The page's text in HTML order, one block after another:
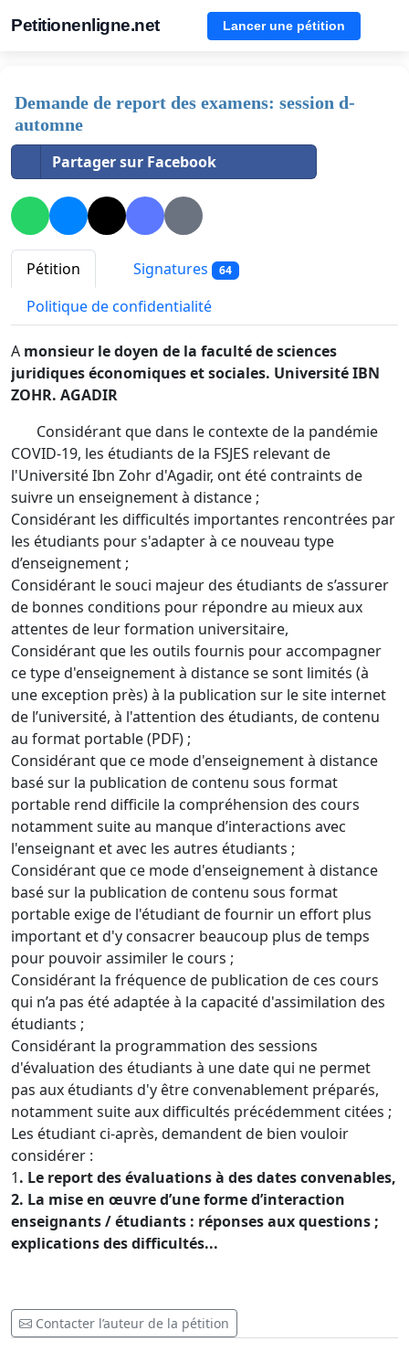
Petitionenligne.net Lancer une pétition
Demande de report des examens: session d-
automne
Partager sur Facebook
Pétition Signatures 64
Politique de confidentialité
A monsieur le doyen de la faculté de sciences
juridiques économiques et sociales. Université IBN
ZOHR. AGADIR
Considérant que dans le contexte de la pandémie
COVID-19, les étudiants de la FSJES relevant de
l'Université Ibn Zohr d'Agadir, ont été contraints de
suivre un enseignement à distance ;
Considérant les difficultés importantes rencontrées par
les étudiants pour s'adapter à ce nouveau type
d’enseignement ;
Considérant le souci majeur des étudiants de s’assurer
de bonnes conditions pour répondre au mieux aux
attentes de leur formation universitaire,
Considérant que les outils fournis pour accompagner
ce type d'enseignement à distance se sont limités (à
une exception près) à la publication sur le site internet
de l’université, à l'attention des étudiants, de contenu
au format portable (PDF) ;
Considérant que ce mode d'enseignement à distance
basé sur la publication de contenu sous format
portable rend difficile la compréhension des cours
notamment suite au manque d’interactions avec
l'enseignant et avec les autres étudiants ;
Considérant que ce mode d'enseignement à distance
basé sur la publication de contenu sous format
portable exige de l'étudiant de fournir un effort plus
important et d'y consacrer beaucoup plus de temps
pour pouvoir assimiler le cours ;
Considérant la fréquence de publication de ces cours
qui n’a pas été adaptée à la capacité d'assimilation des
étudiants ;
Considérant la programmation des sessions
d'évaluation des étudiants à une date qui ne permet
pas aux étudiants d'y être convenablement préparés,
notamment suite aux difficultés précédemment citées ;
Les étudiant ci-après, demandent de bien vouloir
considérer :
1. Le report des évaluations à des dates convenables,
2. La mise en œuvre d’une forme d’interaction
enseignants / étudiants : réponses aux questions ;
explications des difficultés...
Contacter l’auteur de la pétition